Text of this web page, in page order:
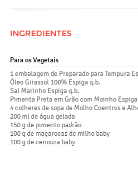
INGREDIENTES
Para os Vegetais
1 embalagem de Preparado para Tempura
Óleo Girassol 100% Espiga q.b.
Sal Marinho Espiga q.b.
Pimenta Preta em Grão com Moinho
4 colheres de sopa de Molho Coentros e
200 ml de água gelada
150 g de pimento padrão
100 g de maçarocas de milho baby
100 g de cenoura baby